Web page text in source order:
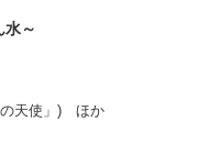
水～
の天使」) ほか